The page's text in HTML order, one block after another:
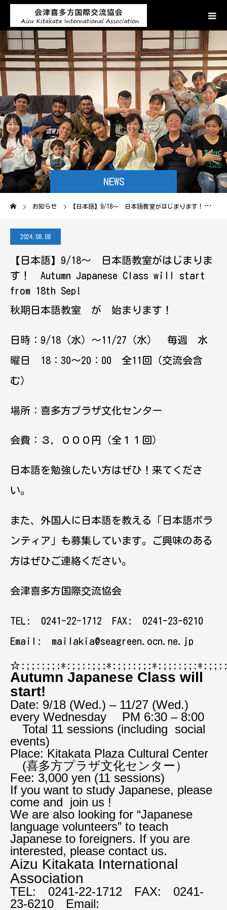
NEWS
お知らせ 【日本語】9/18～ 日本語教室がはじまります！ Autumn Japanese Class will start from 18th Sep!
2024.08.08
【日本語】9/18～ 日本語教室がはじまりま
す！ Autumn Japanese Class will start
from 18th Sep!
秋期日本語教室 が 始まります！
日時：9/18（水）～11/27（水） 毎週 水
曜日 18：30～20：00 全11回（交流会含
む）
場所：喜多方プラザ文化センター
会費：３，０００円（全１１回）
日本語を勉強したい方はぜひ！来てくださ
い。
また、外国人に日本語を教える「日本語ボラ
ンティア」も募集しています。ご興味のある
方はぜひご連絡ください。
会津喜多方国際交流協会
TEL: 0241-22-1712 FAX: 0241-23-6210
Email: mailakia@seagreen.ocn.ne.jp
Autumn Japanese Class will
start!
Date: 9/18 (Wed.) – 11/27 (Wed.)
every Wednesday PM 6:30 – 8:00
Total 11 sessions (including social
events)
Place: Kitakata Plaza Cultural Center
(喜多方プラザ文化センター）
Fee: 3,000 yen (11 sessions)
If you want to study Japanese, please
come and join us !
We are also looking for “Japanese
language volunteers” to teach
Japanese to foreigners. If you are
interested, please contact us.
Aizu Kitakata International
Association
TEL: 0241-22-1712 FAX: 0241-
23-6210 Email: